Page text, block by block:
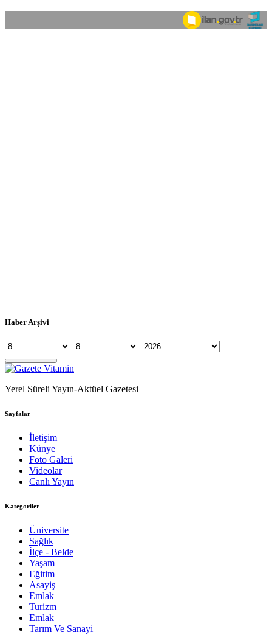
Haber Arşivi
Yerel Süreli Yayın-Aktüel Gazetesi
Sayfalar
İletişim
Künye
Foto Galeri
Videolar
Canlı Yayın
Kategoriler
Üniversite
Sağlık
İlçe - Belde
Yaşam
Eğitim
Asayiş
Emlak
Turizm
Emlak
Tarım Ve Sanayi